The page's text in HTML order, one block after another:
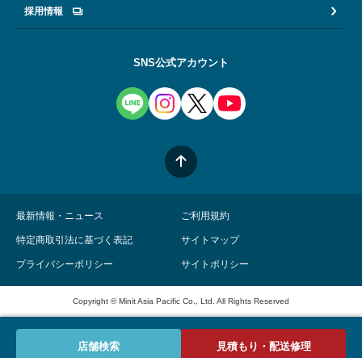
採用情報
SNS公式アカウント
最新情報・ニュース ご利用規約
特定商取引法に基づく表記 サイトマップ
プライバシーポリシー サイトポリシー
Copyright © Minit Asia Pacific Co., Ltd. All Rights Reserved
店舗検索 見積もり・配送修理